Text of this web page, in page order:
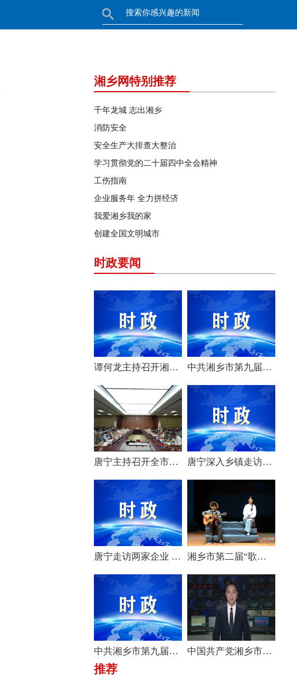
湘乡网特别推荐
千年龙城 志出湘乡
消防安全
安全生产大排查大整治
学习贯彻党的二十届四中全会精神
工伤指南
企业服务年 全力拼经济
我爱湘乡我的家
创建全国文明城市
时政要闻
谭何龙主持召开湘乡市第九届市委常委会（扩大）会议 中共湘乡市第九届委员会举行第一次全体会议 选举产生新一届市委常委班子
唐宁主持召开全市安全生产工作会议 唐宁深入乡镇走访调研
唐宁走访两家企业 问需问计促发展 湘乡市第二届“歌声飞扬·乐享湘乡”歌唱比赛圆满收官
中共湘乡市第九届纪律检查委员会举行第一次全体会议 中国共产党湘乡市第九次代表大会胜利闭幕
推荐